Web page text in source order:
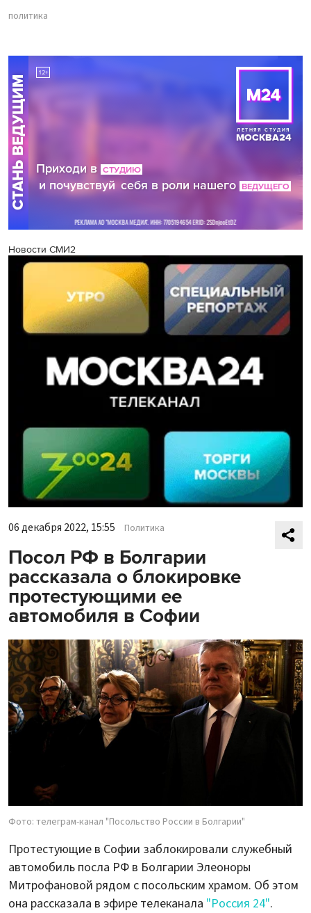
политика
Новости СМИ2
06 декабря 2022, 15:55 Политика
Посол РФ в Болгарии
рассказала о блокировке
протестующими ее
автомобиля в Софии
Фото: телеграм-канал "Посольство России в Болгарии"
Протестующие в Софии заблокировали служебный
автомобиль посла РФ в Болгарии Элеоноры
Митрофановой рядом с посольским храмом. Об этом
она рассказала в эфире телеканала "Россия 24".